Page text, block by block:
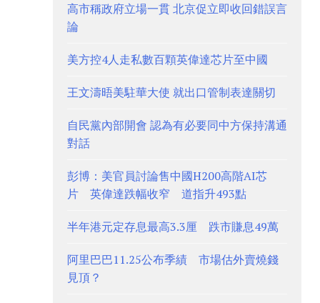
高市稱政府立場一貫 北京促立即收回錯誤言
論
美方控4人走私數百顆英偉達芯片至中國
王文濤晤美駐華大使 就出口管制表達關切
自民黨內部開會 認為有必要同中方保持溝通
對話
彭博：美官員討論售中國H200高階AI芯
片 英偉達跌幅收窄 道指升493點
半年港元定存息最高3.3厘 跌市賺息49萬
阿里巴巴11.25公布季績 市場估外賣燒錢
見頂？